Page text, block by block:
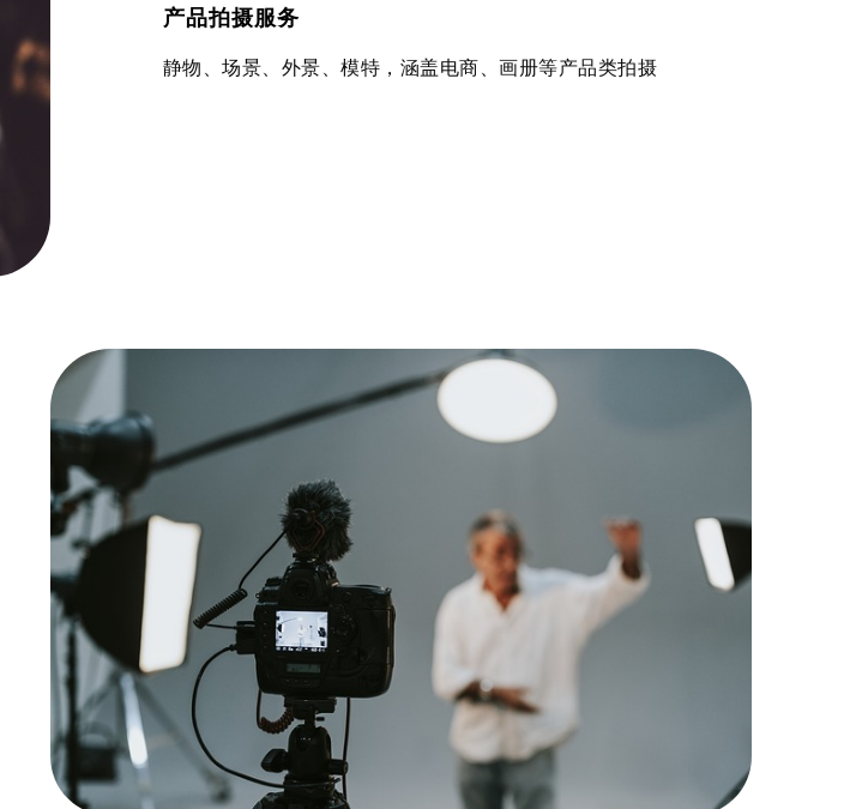
产品拍摄服务
静物、场景、外景、模特，涵盖电商、画册等产品类拍摄